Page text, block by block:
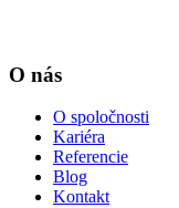
O nás
O spoločnosti
Kariéra
Referencie
Blog
Kontakt